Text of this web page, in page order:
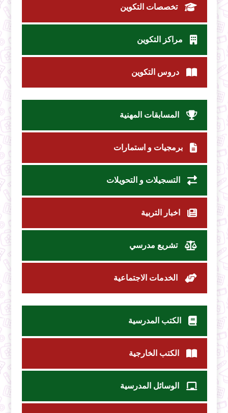
تخصصات التكوين
مراكز التكوين
دروس التكوين
المسابقات المهنية
برمجيات و استمارات
التسجيلات و التحويلات
اخبار التربية
تشريع مدرسي
الخدمات الاجتماعية
الكتب المدرسية
الكتب الخارجية
الوسائل المدرسية